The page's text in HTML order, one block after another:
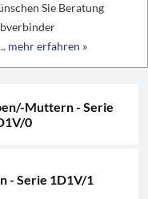
Sie Beratung
mehr erfahren »
Muttern - Serie
0
- Serie 1D1V/1